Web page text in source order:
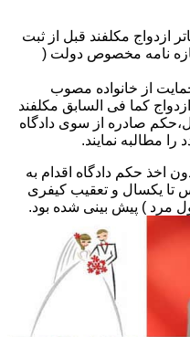
مدنی،دفاتر ازدواج مکلفند قبل از ثبت
اجازه نامه مخصوص دولت (
نسخ ماده ۱۶ قانون حمایت از خانواده مصوب
کما فی السابق مکلفند
صادره از سوی دادگاه
مطالبه نمایند.
اخذ حکم دادگاه اقدام به
تا یکسال و تعقیب کیفری
) پیش بینی شده بود.